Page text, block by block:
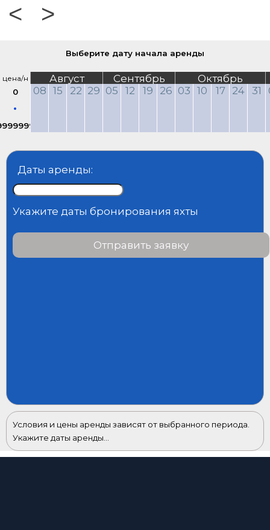
< >
Выберите дату начала аренды
цена/н
0
Август Сентябрь
Октябрь
08 15 22 29 05 12 19 26 03 10 17 24 31
Даты аренды:
Укажите даты бронирования яхты
Отправить заявку
Условия и цены аренды зависят от выбранного периода.
Укажите даты аренды...